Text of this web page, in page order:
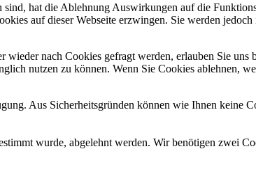
hat die Ablehnung Auswirkungen auf die
auf dieser Webseite erzwingen. Sie werden
nach Cookies gefragt werden, erlauben Sie
nutzen zu können. Wenn Sie Cookies ablehnen,
Aus Sicherheitsgründen können wie Ihnen keine
wurde, abgelehnt werden. Wir benötigen zwei